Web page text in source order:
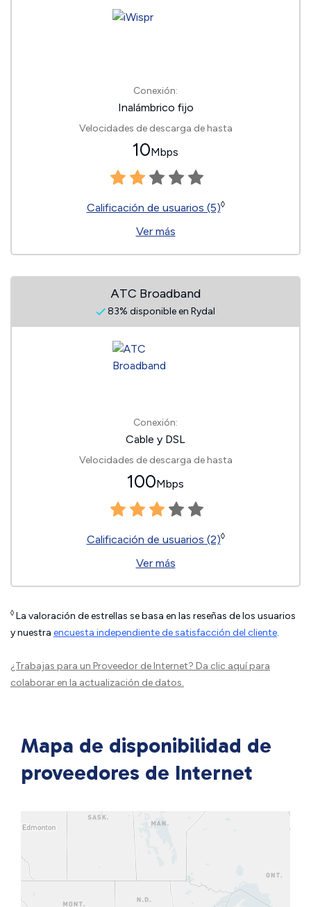
Conexión:
Inalámbrico fijo
Velocidades de descarga de hasta
10Mbps
Calificación de usuarios (5)◊
Ver más
ATC Broadband
83% disponible en Rydal
Conexión:
Cable y DSL
Velocidades de descarga de hasta
100Mbps
Calificación de usuarios (2)◊
Ver más
◊ La valoración de estrellas se basa en las reseñas de los usuarios
y nuestra encuesta independiente de satisfacción del cliente.
¿Trabajas para un Proveedor de Internet? Da clic aquípara
colaborar en la actualización de datos.
Mapa de disponibilidad de
proveedores de Internet